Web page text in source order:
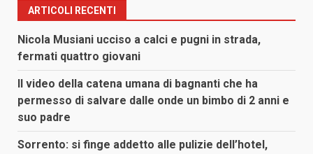
ARTICOLI RECENTI
Nicola Musiani ucciso a calci e pugni in strada,
fermati quattro giovani
Il video della catena umana di bagnanti che ha
permesso di salvare dalle onde un bimbo di 2 anni e
suo padre
Sorrento: si finge addetto alle pulizie dell’hotel,